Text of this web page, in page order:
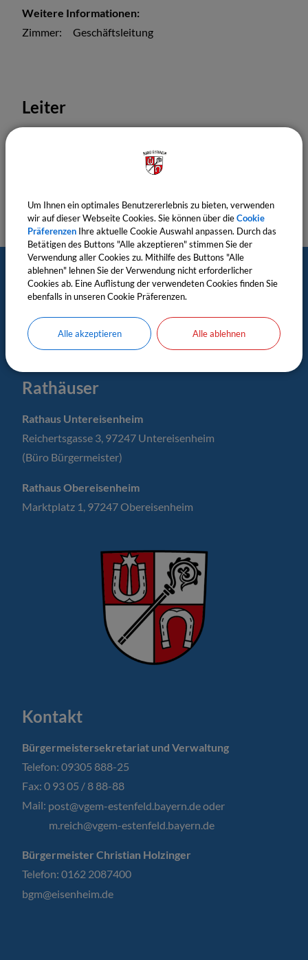
Weitere Informationen:
Zimmer:
Geschäftsleitung
Leiter
Postanschrift
Markt Eisenheim
c/o Verwaltungsgemeinschaft Estenfeld
Rathäuser
Rathaus Untereisenheim
Reichertsgasse 3, 97247 Untereisenheim
(Büro Bürgermeister)
Rathaus Obereisenheim
Marktplatz 1, 97247 Obereisenheim
Kontakt
Bürgermeistersekretariat und Verwaltung
Telefon: 09305 888-25
Fax: 0 93 05 / 8 88-88
Mail: post@vgem-estenfeld.bayern.de oder
m.reich@vgem-estenfeld.bayern.de
Bürgermeister Christian Holzinger
Telefon: 0162 2087400
bgm@eisenheim.de
Um Ihnen ein optimales Benutzererlebnis zu bieten, verwenden
wir auf dieser Webseite Cookies. Sie können über dieCookie
Präferenzen Ihre aktuelle Cookie Auswahl anpassen. Durch das
Betätigen des Buttons "Alle akzeptieren" stimmen Sie der
Verwendung aller Cookies zu. Mithilfe des Buttons "Alle
ablehnen" lehnen Sie der Verwendung nicht erforderlicher
Cookies ab. Eine Auflistung der verwendeten Cookies finden Sie
ebenfalls in unseren Cookie Präferenzen.
Alle akzeptieren Alle ablehnen